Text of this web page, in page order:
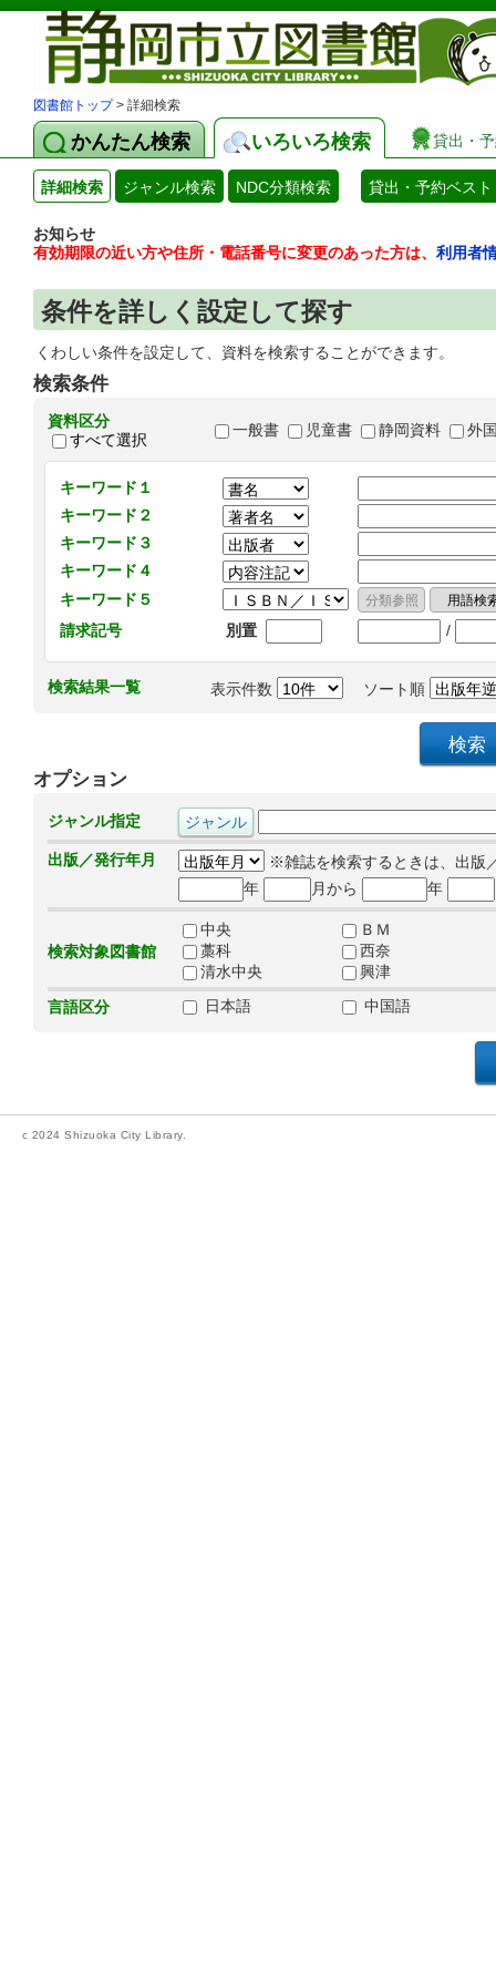
図書館トップ> 詳細検索
かんたん検索 いろいろ検索 貸出・
詳細検索 ジャンル検索 NDC分類検索 貸出・予約ベスト
お知らせ
有効期限の近い方や住所・電話番号に変更のあった方は、 利用者
条件を詳しく設定して探す
くわしい条件を設定して、資料を検索することができます。
検索条件
資料区分
すべて選択
一般書 児童書 静岡資料 外
キーワード１
キーワード２
キーワード３
キーワード４
キーワード５
請求記号
別置 /
検索結果一覧 表示件数 ソート順
オプション
ジャンル指定
出版／発行年月
※雑誌を検索するときは、出版
年
月から 年
検索対象図書館
中央
ＢＭ
藁科
西奈
清水中央
興津
言語区分
日本語 中国語
c 2024 Shizuoka City Library.